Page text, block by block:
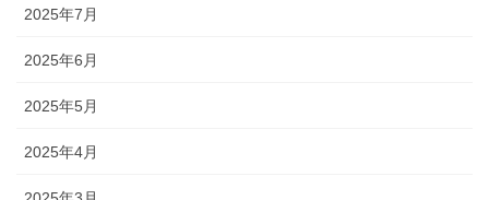
2025年7月
2025年6月
2025年5月
2025年4月